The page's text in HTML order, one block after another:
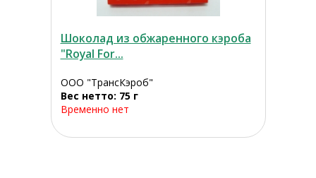
Шоколад из обжаренного кэроба
"Royal For...
ООО "ТрансКэроб"
Вес нетто: 75 г
Временно нет